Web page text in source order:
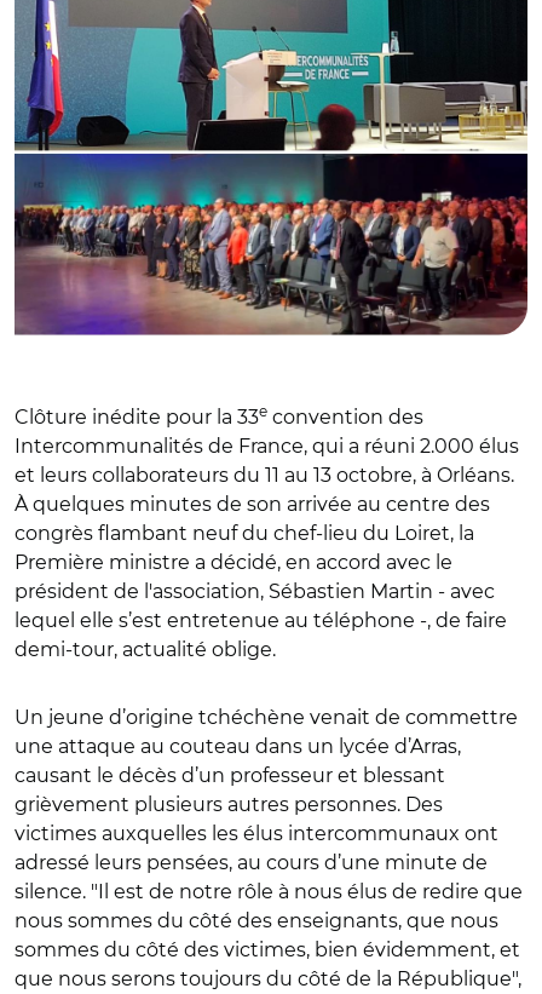
Clôture inédite pour la 33e convention des
Intercommunalités de France, qui a réuni 2.000 élus
et leurs collaborateurs du 11 au 13 octobre, à Orléans.
À quelques minutes de son arrivée au centre des
congrès flambant neuf du chef-lieu du Loiret, la
Première ministre a décidé, en accord avec le
président de l'association, Sébastien Martin - avec
lequel elle s’est entretenue au téléphone -, de faire
demi-tour, actualité oblige.
Un jeune d’origine tchéchène venait de commettre
une attaque au couteau dans un lycée d’Arras,
causant le décès d’un professeur et blessant
grièvement plusieurs autres personnes. Des
victimes auxquelles les élus intercommunaux ont
adressé leurs pensées, au cours d’une minute de
silence. "Il est de notre rôle à nous élus de redire que
nous sommes du côté des enseignants, que nous
sommes du côté des victimes, bien évidemment, et
que nous serons toujours du côté de la République",